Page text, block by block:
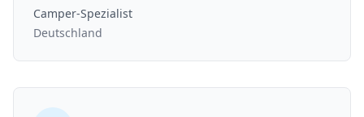
Camper-Spezialist
Deutschland